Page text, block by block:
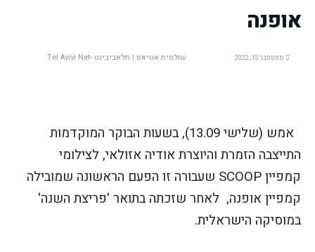
אופנה
ספטמבר 15, 2022 שולמית אטיאס | תלאביבינט -Tel Avivi Net
אמש (שלישי 13.09), בשעות הבוקר המוקדמות
התייצבה הזמרת והיוצרת אודיה אזולאי, לצילומי
קמפייןSCOOP שעבורה זו הפעם הראשונה שמובילה
קמפיין אופנה, לאחר שזכתה בתואר 'פריצת השנה'
במוסיקה הישראלית.